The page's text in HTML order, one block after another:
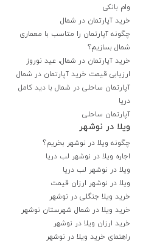
وام بانکی
خرید آپارتمان در شمال
چگونه آپارتمان را متاسب با معماری
شمال بسازیم؟
خرید آپارتمان در شمال، عید نوروز
ارزیابی قیمت خرید آپارتمان در شمال
آپارتمان ساحلی در شمال با دید کامل
دریا
آپارتمان ساحلی
ویلا در نوشهر
چگونه ویلا در نوشهر بخریم؟
اجاره ویلا در نوشهر لب دریا
ویلا در نوشهر لب دریا
ویلا در نوشهر ارزان قیمت
خرید ویلا جنگلی در نوشهر
خرید ویلا در شمال شهرستان نوشهر
خرید ارزان ویلا در نوشهر
راهنمای خرید ویلا در نوشهر